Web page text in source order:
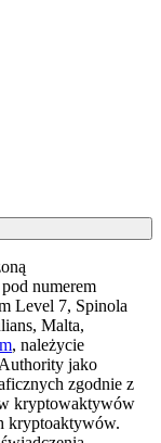
numerem
Level 7, Spinola
Malta,
, należycie
jako
zgodnie z
kryptowaktywów
kryptoaktywów.